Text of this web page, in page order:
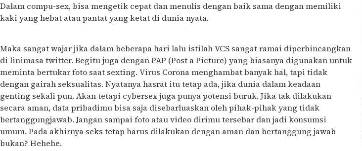
Dalam compu-sex, bisa mengetik cepat dan menulis dengan baik sama dengan memiliki
kaki yang hebat atau pantat yang ketat di dunia nyata.
Maka sangat wajar jika dalam beberapa hari lalu istilah VCS sangat ramai diperbincangkan
di linimasa twitter. Begitu juga dengan PAP (Post a Picture) yang biasanya digunakan untuk
meminta bertukar foto saat sexting. Virus Corona menghambat banyak hal, tapi tidak
dengan gairah seksualitas. Nyatanya hasrat itu tetap ada, jika dunia dalam keadaan
genting sekali pun. Akan tetapi cybersex juga punya potensi buruk. Jika tak dilakukan
secara aman, data pribadimu bisa saja disebarluaskan oleh pihak-pihak yang tidak
bertanggungjawab. Jangan sampai foto atau video dirimu tersebar dan jadi konsumsi
umum. Pada akhirnya seks tetap harus dilakukan dengan aman dan bertanggung jawab
bukan? Hehehe.